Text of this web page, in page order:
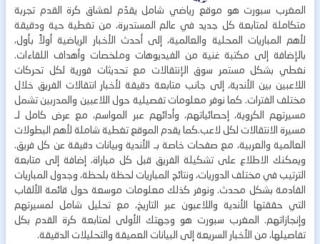
المغرب سبورت هو موقع رياضي شامل يقدّم لعشاق كرة القدم تجربة
متكاملة لمتابعة كل جديد في عالم المستديرة، من تغطية حية ودقيقة
لأهم المباريات المحلية والعالمية، إلى أحدث الأخبار الرياضية أولاً بأول،
بالإضافة إلى مكتبة غنية من الفيديوهات وملخصات وأهداف اللقاءات.
نغطي بشكل مستمر سوق الإنتقالات مع تحديثات فورية لكل تحركات
اللاعبين بين الأندية، إلى جانب متابعة دقيقة لأخبار انتقالات الفريق خلال
مختلف الفترات. كما نوفر معلومات تفصيلية حول اللاعبين والمدربين تشمل
مسيرتهم الكروية، إحصائياتهم، وأدائهم عبر المواسم، مع عرض كامل لـ
مسيرة الانتقالات لكل لاعب.كما يقدم الموقع تغطية شاملة لأهم البطولات
العالمية والعربية، مع صفحات خاصة بـ الأندية وبيانات دقيقة عن كل فريق.
ويمكنك الاطلاع على تشكيلة الفريق قبل كل مباراة، إضافة إلى متابعة
الترتيب في مختلف الدوريات، ونتائج المباريات لحظة بلحظة، وجدول المباريات
القادمة بشكل محدث. ونوفر كذلك معلومات موسعة حول قائمة الألقاب
التي حققتها الأندية واللاعبون عبر التاريخ، مع تحليل شامل لمسيرتهم
وإنجازاتهم. المغرب سبورت هو وجهتك الأولى لمتابعة كرة القدم بكل
تفاصيلها، من الأخبار السريعة إلى البيانات العميقة والتحليلات الدقيقة.